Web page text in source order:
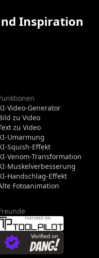
Inspiration
Video-Generator
zu Video
zu Video
Umarmung
Squish-Effekt
Venom-Transformation
Muskelverbesserung
Handschlag-Effekt
Fotoanimation